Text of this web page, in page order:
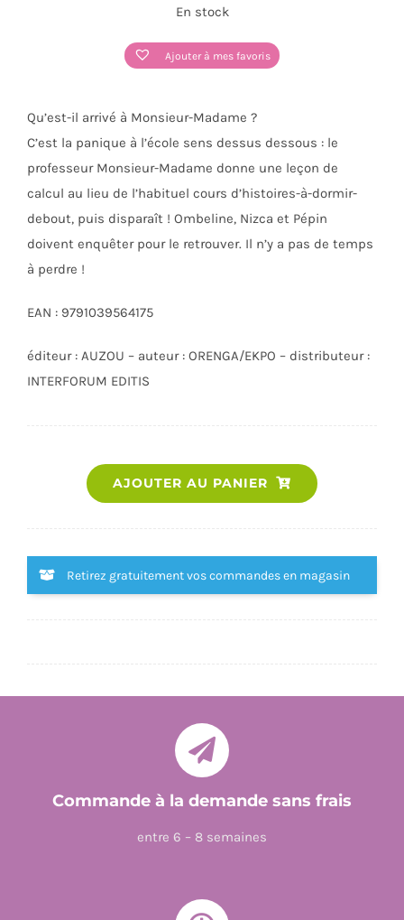
En stock
Ajouter à mes favoris
Qu’est-il arrivé à Monsieur-Madame ?
C’est la panique à l’école sens dessus dessous : le
professeur Monsieur-Madame donne une leçon de
calcul au lieu de l’habituel cours d’histoires-à-dormir-
debout, puis disparaît ! Ombeline, Nizca et Pépin
doivent enquêter pour le retrouver. Il n’y a pas de temps
à perdre !
EAN : 9791039564175
éditeur : AUZOU – auteur : ORENGA/EKPO – distributeur :
INTERFORUM EDITIS
de
DEVORE
-
AJOUTER AU PANIER
Retirez gratuitement vos commandes en magasin
Commande à la demande sans frais
entre 6 – 8 semaines